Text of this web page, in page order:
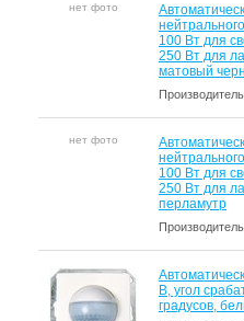
нет фото
100 Вт для
250 Вт для
матовый
нет фото
100 Вт для
250 Вт для
перламутр
В, угол
градусов,